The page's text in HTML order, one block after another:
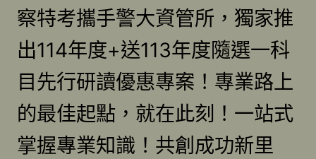
察特考攜手警大資管所，獨家推
出114年度+送113年度隨選一科
目先行研讀優惠專案！專業路上
的最佳起點，就在此刻！一站式
掌握專業知識！共創成功新里